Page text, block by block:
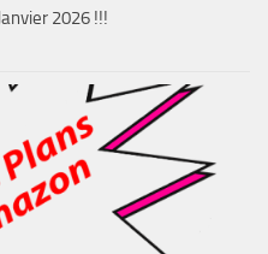
2026 !!!